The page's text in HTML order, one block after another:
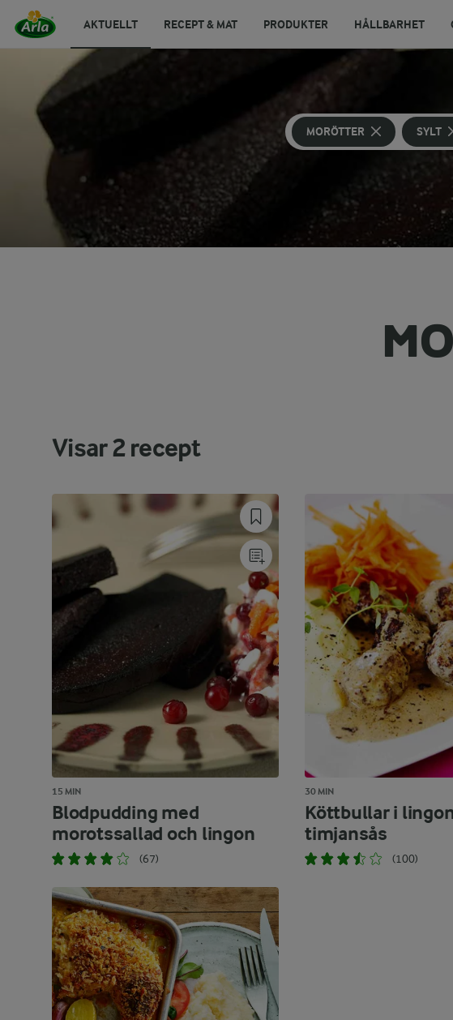
AKTUELLT RECEPT & MAT PRODUKTER HÅLLBARHET
MORÖTTER SYLT
Visar2recept
15 MIN
Blodpudding med
morotssallad och lingon
(67)
30 MIN
Köttbullar i
timjansås
(100)